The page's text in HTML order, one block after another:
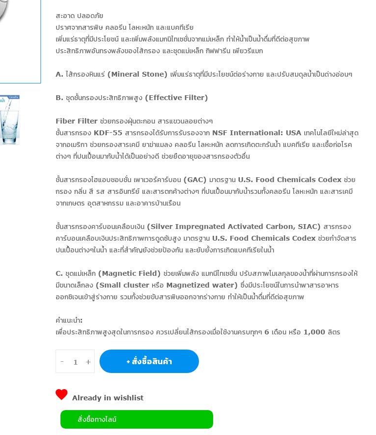
สะอาด ปลอดภัย
ปราศจากสารพิษ คลอรีน โลหะหนัก และแบคทีเรีย
เพิ่มแร่ธาตุที่มีประโยชน์ และเพิ่มพลังแมกนิไทเซชั่นจากแม่เหล็ก ทำให้น้ำเป็นน้ำดื่มที่ดีต่อสุขภาพ
ประสิทธิภาพอันทรงพลังของไส้กรอง และชุดแม่เหล็ก กิฟฟารีน เพียวรีแมก
A. ไส้กรองหินแร่ (Mineral Stone) เพิ่มแร่ธาตุที่มีประโยชน์ต่อร่างกาย และปรับสมดุลน้ำเป็นด่างอ่อนๆ
B. ชุดชั้นกรองประสิทธิภาพสูง (Effective Filter)
Fiber Filter ช่วยกรองฝุ่นตะกอน สารแขวนลอยต่างๆ
ชั้นสารกรอง KDF-55 สารกรองได้รับการรับรองจาก NSF International: USA เทคโนโลยีใหม่ล่าสุด
จากอเมริกา ช่วยกรองสารเคมี ยาฆ่าแมลง คลอรีน โลหะหนัก ลดการเกิดตะกรันน้ำ แบคทีเรีย และเชื้อก่อโรค
ต่างๆ ที่ปนเปื้อนมากับน้ำได้เป็นอย่างดี ช่วยยืดอายุของสารกรองตัวอื่น
ชั้นสารกรองไฮแอบชอบชั่น เพาเวอร์คาร์บอน (GAC) มาตรฐาน U.S. Food Chemicals Codex ช่วย
กรอง กลิ่น สี รส สารอินทรีย์ และสารตกค้างต่างๆ ที่ปนเปื้อนมากับน้ำรวมทั้งคลอรีน โลหะหนัก และสารเคมี
จากเกษตร อุตสาหกรรม และอาคารบ้านเรือน
ชั้นสารกรองคาร์บอนเคลือบเงิน (Silver Impregnated Activated Carbon, SIAC) สารกรอง
คาร์บอนเคลือบเงินประสิทธิภาพการดูดซับสูง มาตรฐาน U.S. Food Chemicals Codex ช่วยกำจัดสาร
ปนเปื้อนต่างๆในน้ำ และที่สำคัญยังช่วยป้องกัน และยับยั้งการเกิดแบคทีเรียในน้ำ
C. ชุดแม่เหล็ก (Magnetic Field) ช่วยเพิ่มพลัง แมกนีไทเซชั่น ปรับสภาพโมเลกุลของน้ำที่ผ่านการกรองให้
มีขนาดเล็กลง (Small cluster หรือ Magnetized water) ซึ่งมีประโยชน์ในการนำพาสารอาหาร
ออกซิเจนเข้าสู่ร่างกาย รวมทั้งช่วยขับสารพิษออกจากร่างกาย ทำให้เป็นน้ำดื่มที่ดีต่อสุขภาพ
คำแนะนำ:
เพื่อประสิทธิภาพสูงสุดในการกรอง ควรเปลี่ยนไส้กรองเมื่อใช้งานครบทุกๆ 6 เดือน หรือ 1,000 ลิตร
- + + สั่งซื้อสินค้า
Already in wishlist
สั่งซื้อทางไลน์